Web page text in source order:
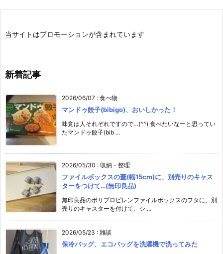
当サイトはプロモーションが含まれています
新着記事
2026/06/07 : 食べ物
マンドゥ餃子(bibigo)、おいしかった！
味覚は人それぞれですので…(^^) 食べたいなーと思ってい
たマンドゥ餃子(bib ...
2026/05/30 : 収納・整理
ファイルボックスの蓋(幅15cm)に、別売りのキャス
ターをつけて…(無印良品)
無印良品のポリプロピレンファイルボックスのフタに、別
売りのキャスターを付けて、シ ...
2026/05/23 : 雑談
保冷バッグ、エコバッグを洗濯機で洗ってみた